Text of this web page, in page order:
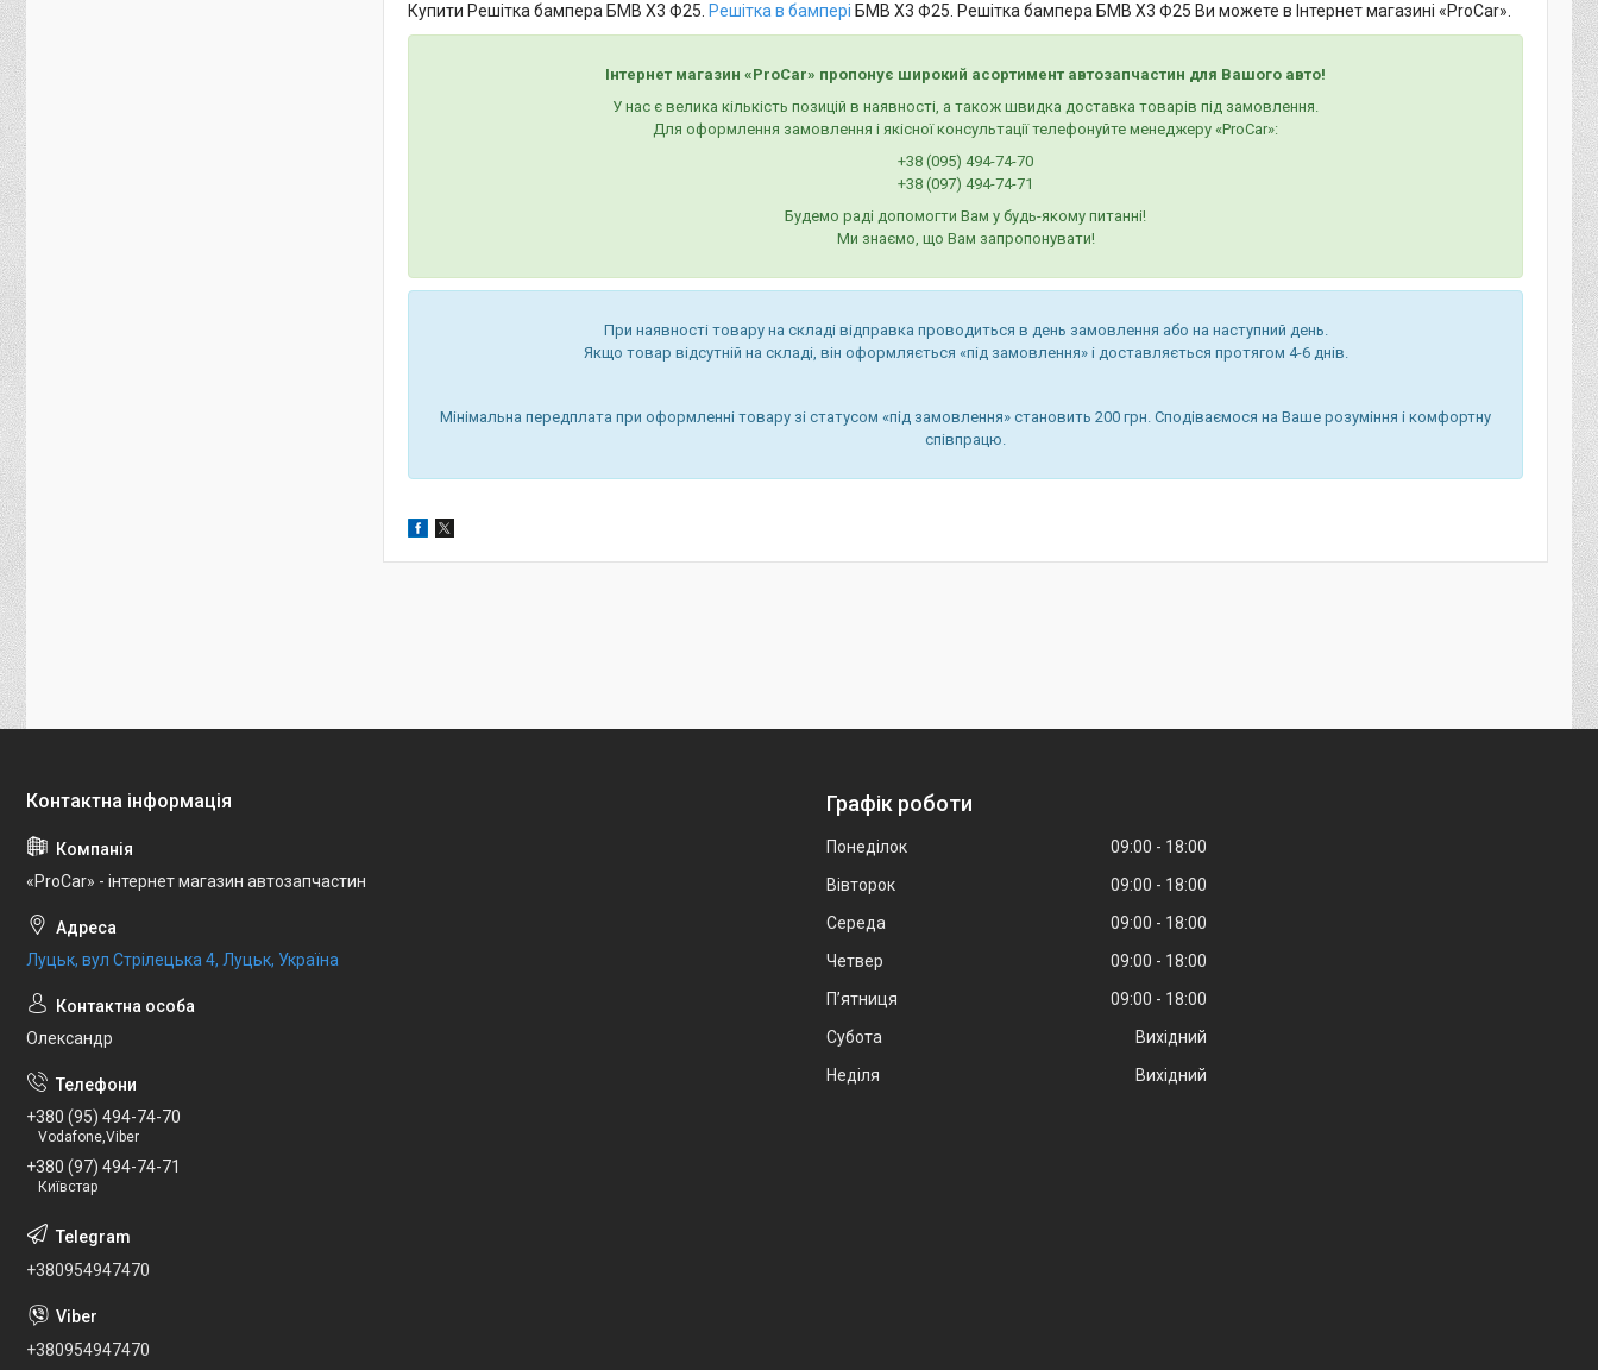
Купити Решітка бампера БМВ Х3 Ф25. Решітка в бампері БМВ Х3 Ф25. Решітка бампера БМВ Х3 Ф25 Ви можете в Інтернет магазині «ProCar».
Інтернет магазин «ProCar» пропонує широкий асортимент автозапчастин для Вашого авто!
У нас є велика кількість позицій в наявності, а також швидка доставка товарів під замовлення.
Для оформлення замовлення і якісної консультації телефонуйте менеджеру «ProCar»:
+38 (095) 494-74-70
+38 (097) 494-74-71
Будемо раді допомогти Вам у будь-якому питанні!
Ми знаємо, що Вам запропонувати!
При наявності товару на складі відправка проводиться в день замовлення або на наступний день.
Якщо товар відсутній на складі, він оформляється «під замовлення» і доставляється протягом 4-6 днів.
Мінімальна передплата при оформленні товару зі статусом «під замовлення» становить 200 грн. Сподіваємося на Ваше розуміння і комфортну
співпрацю.
«ProCar» - інтернет магазин автозапчастин
Луцьк, вул Стрілецька 4, Луцьк, Україна
Олександр
+380 (95) 494-74-70
Vodafone,Viber
+380 (97) 494-74-71
Київстар
+380954947470
+380954947470
Графік роботи
Понеділок 09:00
18:00
Вівторок
09:00
18:00
Середа
09:00
18:00
Четвер
09:00
18:00
Пʼятниця
09:00
18:00
Субота
Вихідний
Неділя
Вихідний